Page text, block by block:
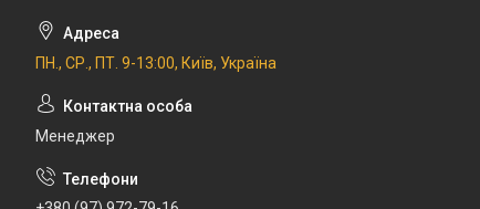
ПН., СР., ПТ. 9-13:00, Київ, Україна
Менеджер